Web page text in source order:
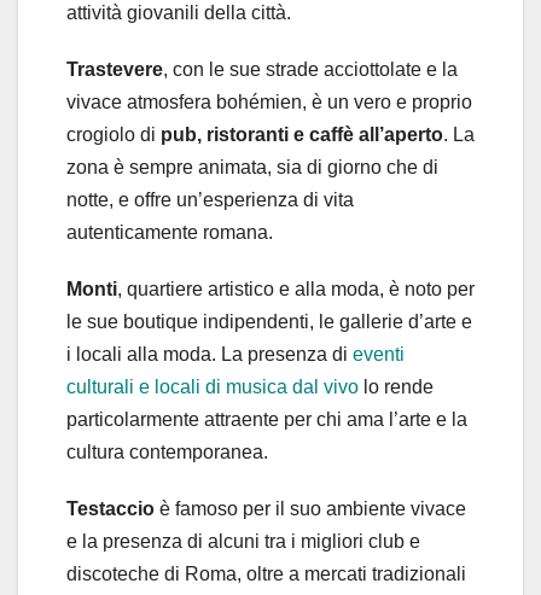
attività giovanili della città.
Trastevere, con le sue strade acciottolate e la
vivace atmosfera bohémien, è un vero e proprio
crogiolo di pub, ristoranti e caffè all’aperto. La
zona è sempre animata, sia di giorno che di
notte, e offre un’esperienza di vita
autenticamente romana.
Monti, quartiere artistico e alla moda, è noto per
le sue boutique indipendenti, le gallerie d’arte e
i locali alla moda. La presenza di eventi
culturali e locali di musica dal vivo lo rende
particolarmente attraente per chi ama l’arte e la
cultura contemporanea.
Testaccio è famoso per il suo ambiente vivace
e la presenza di alcuni tra i migliori club e
discoteche di Roma, oltre a mercati tradizionali